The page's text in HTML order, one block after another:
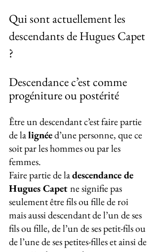
Qui sont actuellement les
descendants de Hugues Capet
?
Descendance c’est comme
progéniture ou postérité
Être un descendant c’est faire partie
de la lignée d’une personne, que ce
soit par les hommes ou par les
femmes.
Faire partie de la descendance de
Hugues Capet ne signifie pas
seulement être fils ou fille de roi
mais aussi descendant de l’un de ses
fils ou fille, de l’un de ses petit-fils ou
de l’une de ses petites-filles et ainsi de